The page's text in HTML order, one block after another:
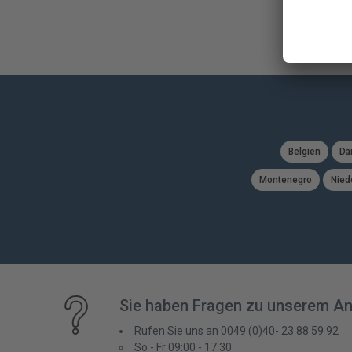
Orte, an denen unsere Ferienhäuser stehen, wie unsere
den lokalen Servicebüros helfen Ihnen nicht nur bei
Dänemark Ferienhaus, sie stehen auch mit Rat und Tat und
für Sie,
anreisen, denn unsere jahrelange Erfahrung verrät uns, was
unserer dänischen Häuser sind extra kinderfreundlich
herzlich willkommen. Doch auch wenn Sie noch Oma und
befreundeten Familie reisen oder statt mit den Kindern mit
Saunabereichen, große Terrassen und parkähnliche Gärten
Hier finden Sie den passenden Rahmen für ein
romantische Hochzeit, einen runden Geburtstag oder Ostern
länger bei uns bleiben oder nur für ein paar Tage verreisen
Ferienwohnungen und Ferienhäusern in Dänemark
Belgien
Montenegro
Sie haben Fragen zu unserem
Rufen Sie uns an 0049 (0)40- 23 88 59 92
So - Fr 09:00 - 17:30